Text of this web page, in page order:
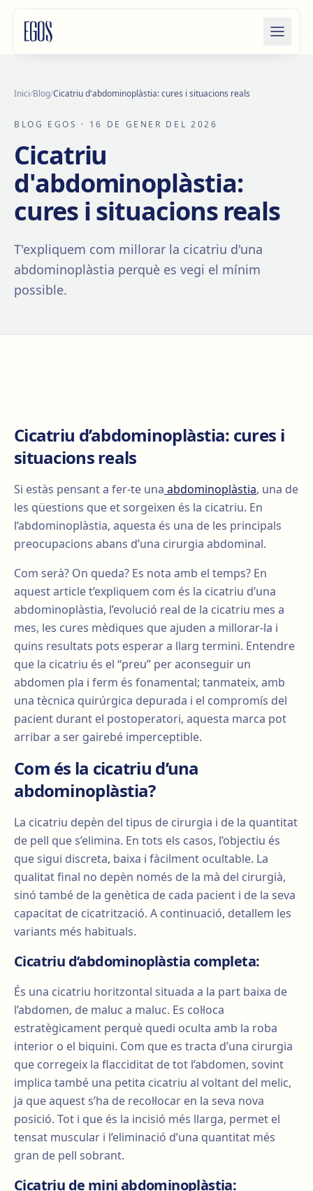
Inici/Blog/Cicatriu d'abdominoplàstia: cures i situacions reals
BLOG EGOS · 16 DE GENER DEL 2026
Cicatriu
d'abdominoplàstia:
cures i situacions reals
T'expliquem com millorar la cicatriu d'una
abdominoplàstia perquè es vegi el mínim
possible.
Cicatriu d’abdominoplàstia: cures i
situacions reals
Si estàs pensant a fer-te una abdominoplàstia, una de
les qüestions que et sorgeixen és la cicatriu. En
l’abdominoplàstia, aquesta és una de les principals
preocupacions abans d’una cirurgia abdominal.
Com serà? On queda? Es nota amb el temps? En
aquest article t’expliquem com és la cicatriu d’una
abdominoplàstia, l’evolució real de la cicatriu mes a
mes, les cures mèdiques que ajuden a millorar-la i
quins resultats pots esperar a llarg termini. Entendre
que la cicatriu és el “preu” per aconseguir un
abdomen pla i ferm és fonamental; tanmateix, amb
una tècnica quirúrgica depurada i el compromís del
pacient durant el postoperatori, aquesta marca pot
arribar a ser gairebé imperceptible.
Com és la cicatriu d’una
abdominoplàstia?
La cicatriu depèn del tipus de cirurgia i de la quantitat
de pell que s’elimina. En tots els casos, l’objectiu és
que sigui discreta, baixa i fàcilment ocultable. La
qualitat final no depèn només de la mà del cirurgià,
sinó també de la genètica de cada pacient i de la seva
capacitat de cicatrització. A continuació, detallem les
variants més habituals.
Cicatriu d’abdominoplàstia completa:
És una cicatriu horitzontal situada a la part baixa de
l’abdomen, de maluc a maluc. Es col·loca
estratègicament perquè quedi oculta amb la roba
interior o el biquini. Com que es tracta d’una cirurgia
que corregeix la flacciditat de tot l’abdomen, sovint
implica també una petita cicatriu al voltant del melic,
ja que aquest s’ha de recol·locar en la seva nova
posició. Tot i que és la incisió més llarga, permet el
tensat muscular i l’eliminació d’una quantitat més
gran de pell sobrant.
Cicatriu de mini abdominoplàstia: